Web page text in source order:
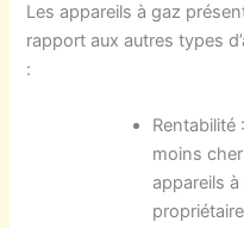
Les appareils à gaz
rapport aux autres types
:
Rentabilité
moins
appareils